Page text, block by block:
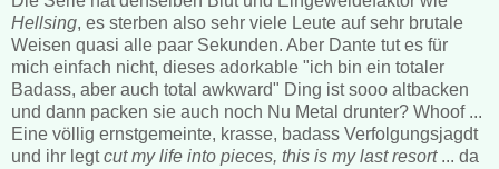
Hellsing, es sterben also sehr viele Leute auf sehr brutale
Weisen quasi alle paar Sekunden. Aber Dante tut es für
mich einfach nicht, dieses adorkable "ich bin ein totaler
Badass, aber auch total awkward" Ding ist sooo altbacken
und dann packen sie auch noch Nu Metal drunter? Whoof ...
Eine völlig ernstgemeinte, krasse, badass Verfolgungsjagdt
und ihr legtcut my life into pieces, this is my last resort... da